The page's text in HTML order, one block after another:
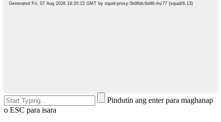
Pindutin ang enter para maghanap
o ESC para isara